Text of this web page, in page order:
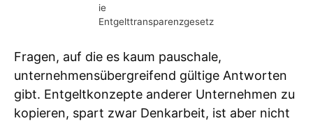
ie
Entgelttransparenzgesetz
Fragen, auf die es kaum pauschale,
unternehmensübergreifend gültige Antworten
gibt. Entgeltkonzepte anderer Unternehmen zu
kopieren, spart zwar Denkarbeit, ist aber nicht